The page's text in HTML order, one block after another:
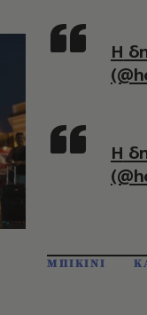
Η δημοσίευση κοινοποιήθηκε από το χρήστη Heidi Klum
Η δημοσίευση κοινοποιήθηκε από το χρήστη Heidi Klum
ΜΠΙΚΙΝΙ